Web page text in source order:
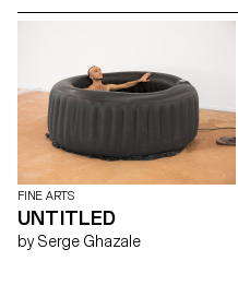
FINE ARTS
UNTITLED
by Serge Ghazale